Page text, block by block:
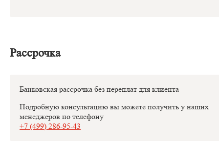
Рассрочка
Банковская рассрочка без переплат для клиента
Подробную консультацию вы можете получить у наших
менеджеров по телефону
+7 (499) 286-95-43